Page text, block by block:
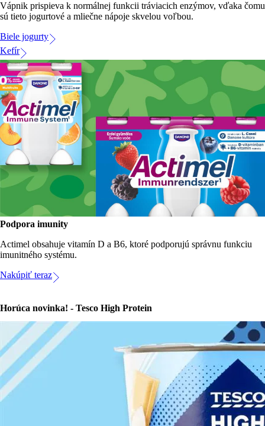
Vápnik prispieva k normálnej funkcii tráviacich enzýmov, vďaka čomu
sú tieto jogurtové a mliečne nápoje skvelou voľbou.
Biele jogurty
Kefír
Podpora imunity
Actimel obsahuje vitamín D a B6, ktoré podporujú správnu funkciu
imunitného systému.
Nakúpiť teraz
Horúca novinka! - Tesco High Protein